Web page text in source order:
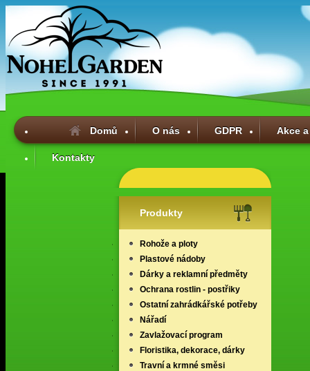
Domů O nás GDPR Akce
Kontakty
Produkty
Rohože a ploty
Plastové nádoby
Dárky a reklamní předměty
Ochrana rostlin - postřiky
Ostatní zahrádkářské potřeby
Nářadí
Zavlažovací program
Floristika, dekorace, dárky
Travní a krmné směsi